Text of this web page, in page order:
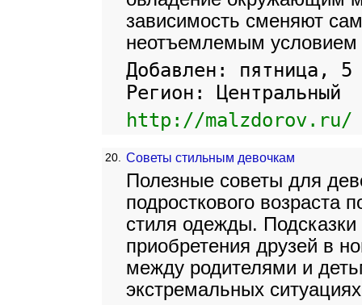
зависимость сменяют
неотъемлемым
Добавлен: пятница,
Регион: Центральный
http://malzdorov.ru/
20. Советы стильным девочкам
Полезные советы для
подросткового возраста
стиля одежды. Подсказки
приобретения друзей в
между родителями и
экстремальных